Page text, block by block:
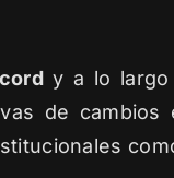
y a lo largo
de cambios